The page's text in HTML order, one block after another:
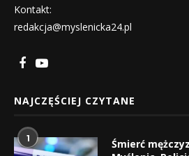
Kontakt:
redakcja@myslenicka24.pl
NAJCZĘŚCIEJ CZYTANE
1
Śmierć